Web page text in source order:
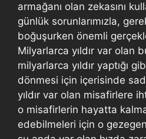
armağanı olan zekasını
günlük sorunlarımızla,
boğuşurken önemli
Milyarlarca yıldır var olan
milyarlarca yıldır yaptığı
dönmesi için içerisinde
yıldır var olan misafirlere
o misafirlerin hayatta
edebilmeleri için o